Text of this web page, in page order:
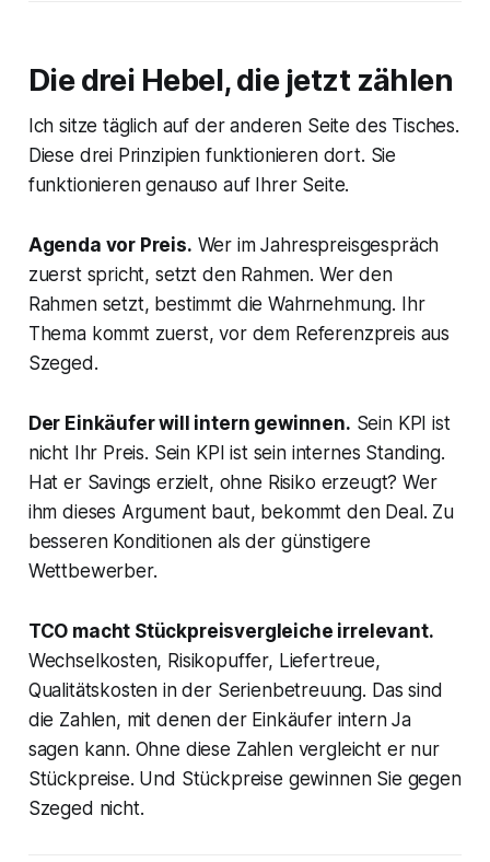
Die drei Hebel, die jetzt zählen
Ich sitze täglich auf der anderen Seite des Tisches.
Diese drei Prinzipien funktionieren dort. Sie
funktionieren genauso auf Ihrer Seite.
Agenda vor Preis. Wer im Jahrespreisgespräch
zuerst spricht, setzt den Rahmen. Wer den
Rahmen setzt, bestimmt die Wahrnehmung. Ihr
Thema kommt zuerst, vor dem Referenzpreis aus
Szeged.
Der Einkäufer will intern gewinnen. Sein KPI ist
nicht Ihr Preis. Sein KPI ist sein internes Standing.
Hat er Savings erzielt, ohne Risiko erzeugt? Wer
ihm dieses Argument baut, bekommt den Deal. Zu
besseren Konditionen als der günstigere
Wettbewerber.
TCO macht Stückpreisvergleiche irrelevant.
Wechselkosten, Risikopuffer, Liefertreue,
Qualitätskosten in der Serienbetreuung. Das sind
die Zahlen, mit denen der Einkäufer intern Ja
sagen kann. Ohne diese Zahlen vergleicht er nur
Stückpreise. Und Stückpreise gewinnen Sie gegen
Szeged nicht.